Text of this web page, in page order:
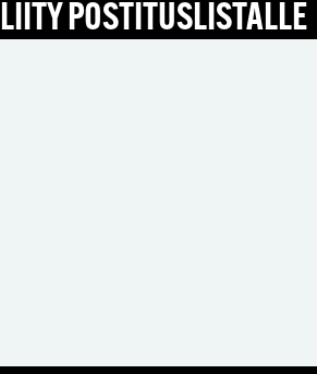
LIITY POSTITUSLISTALLE